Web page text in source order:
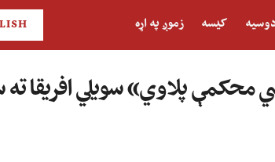
کیسه زموږ په اړه
محکمې پلاوي» سویلي افریقا